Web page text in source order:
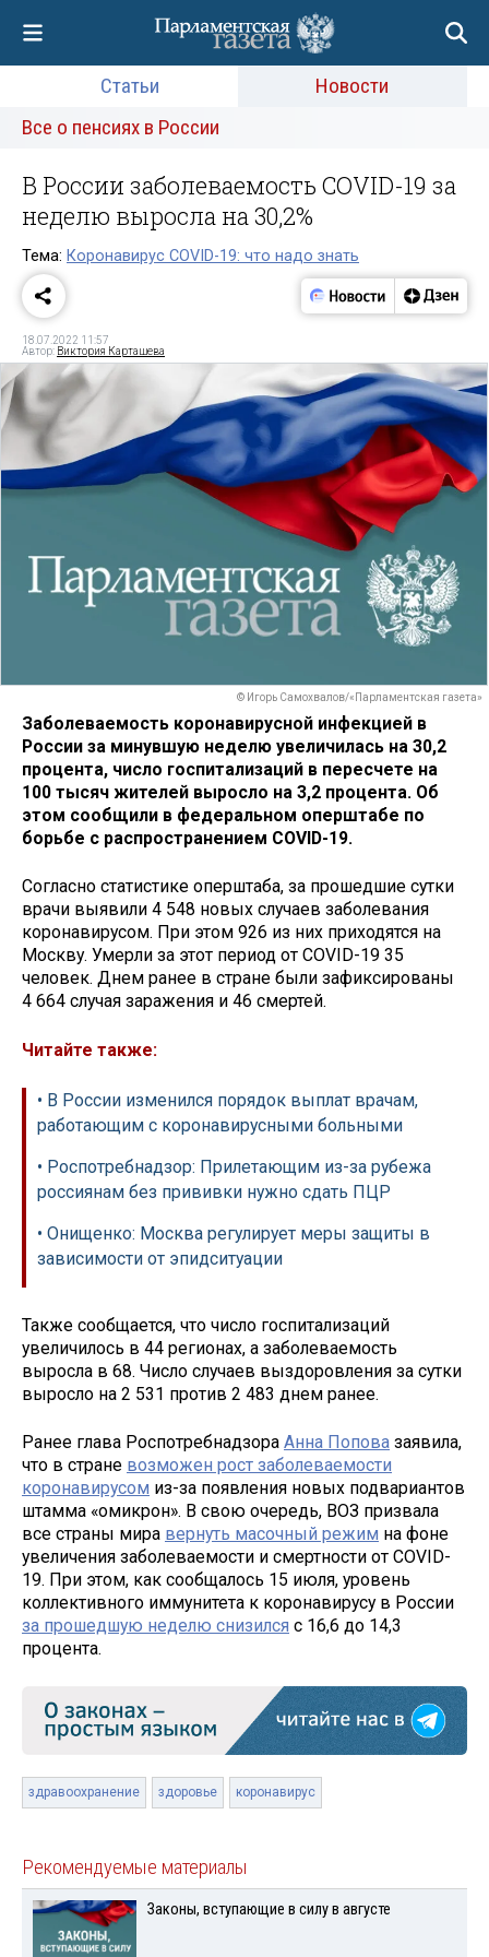
Статьи
Новости
Все о пенсиях в России
В России заболеваемость COVID-19 за
неделю выросла на 30,2%
Тема: Коронавирус COVID-19: что надо знать
18.07.2022 11:57
Автор: Виктория Карташева
© Игорь Самохвалов/«Парламентская газета»
Заболеваемость коронавирусной инфекцией в
России за минувшую неделю увеличилась на 30,2
процента, число госпитализаций в пересчете на
100 тысяч жителей выросло на 3,2 процента. Об
этом сообщили в федеральном оперштабе по
борьбе с распространением COVID-19.
Согласно статистике оперштаба, за прошедшие сутки
врачи выявили 4 548 новых случаев заболевания
коронавирусом. При этом 926 из них приходятся на
Москву. Умерли за этот период от COVID-19 35
человек. Днем ранее в стране были зафиксированы
4 664 случая заражения и 46 смертей.
Читайте также:
• В России изменился порядок выплат врачам,
работающим с коронавирусными больными
• Роспотребнадзор: Прилетающим из-за рубежа
россиянам без прививки нужно сдать ПЦР
• Онищенко: Москва регулирует меры защиты в
зависимости от эпидситуации
Также сообщается, что число госпитализаций
увеличилось в 44 регионах, а заболеваемость
выросла в 68. Число случаев выздоровления за сутки
выросло на 2 531 против 2 483 днем ранее.
Ранее глава Роспотребнадзора Анна Попова заявила,
что в стране возможен рост заболеваемости
коронавирусом из-за появления новых подвариантов
штамма «омикрон». В свою очередь, ВОЗ призвала
все страны мира вернуть масочный режим на фоне
увеличения заболеваемости и смертности от COVID-
19. При этом, как сообщалось 15 июля, уровень
коллективного иммунитета к коронавирусу в России
за прошедшую неделю снизился с 16,6 до 14,3
процента.
здравоохранение здоровье коронавирус
Рекомендуемые материалы
Законы, вступающие в силу в августе